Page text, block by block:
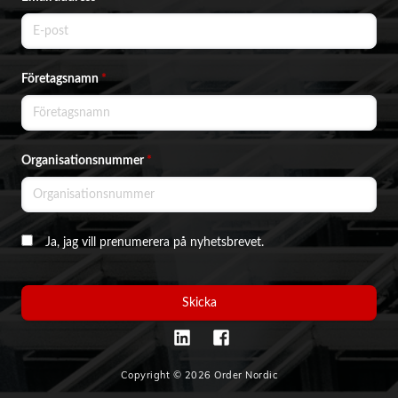
Temperatur för användning: 0 ° - 40 ° C
Vikt för laddningsbox: 29g
Anslutning för laddning: USB-C
USB-C-laddningskabel ingår
Svart
Manual
Företagsnamn*
Organisationsnummer *
Ja, jag vill prenumerera på nyhetsbrevet.
Skicka
Copyright © 2026 Order Nordic